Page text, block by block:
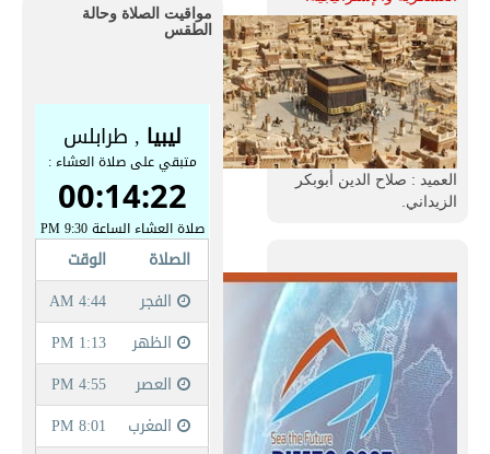
العميد : صلاح الدين أبوبكر
الزيداني.
مواقيت الصلاة وحالة
الطقس